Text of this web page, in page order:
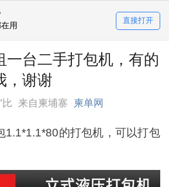
用
直接打开
一台二手打包机，有的
，谢谢
比 来自柬埔寨 柬单网
1.1*1.1*80的打包机，可以打包